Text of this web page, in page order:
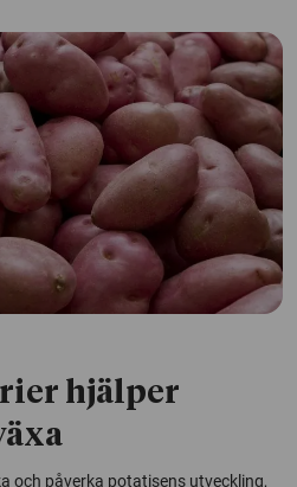
hjälper
och påverka potatisens utveckling,